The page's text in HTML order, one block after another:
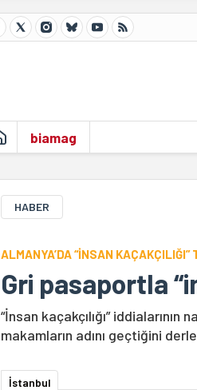
biamag
HABER
ALMANYA’DA “İNSAN
Gri pasaportla
“İnsan kaçakçılığı” iddialarının
makamların adını geçtiğini
İstanbul